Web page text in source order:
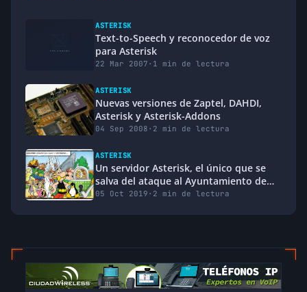
yo si me canse de esta gente que miente tan
asquerosamente y si digo quien fue….son los
users porque apestan!!!!
Muy buen post elio…el otro dia me cabree
tanto por esto que hasta llame al
representante aqui para pelearme porque es
hace 16 años
Ivanof
Excelente! Autrizame para postearlo en mi
web:http://www.asteriskcolombia.org.
hace 16 años ↩ Responder
ASTERISK
Text-to-Speech y reconocedor de voz
para Asterisk
22 Mar 2007 · 1 min de lectura
ASTERISK
Nuevas versiones de Zaptel, DAHDI,
Asterisk y Asterisk-Addons
04 Sep 2008 · 2 min de lectura
ASTERISK
Un servidor Asterisk, el único que se
salva del ataque al Ayuntamiento de
Jeréz
05 Oct 2019 · 2 min de lectura